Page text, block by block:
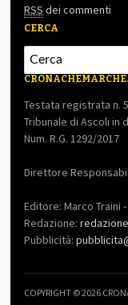
RSS dei commenti
CERCA
Testata registrata n.
Tribunale di Ascoli in
Num. R.G. 1292/2017
Direttore
Editore: Marco Traini -
Redazione:
Pubblicità:
COPYRIGHT © 2026